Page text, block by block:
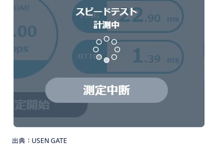
出典：USEN GATE